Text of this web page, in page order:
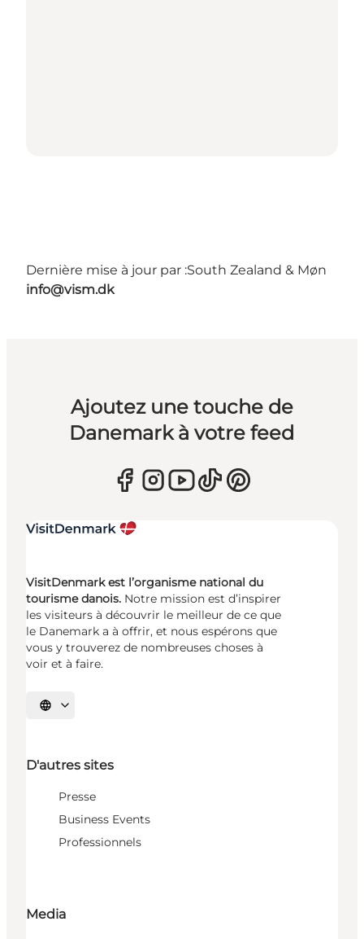
Dernière mise à jour par :South Zealand & Møn
info@vism.dk
Ajoutez une touche de
Danemark à votre feed
VisitDenmark est l’organisme national du
tourisme danois. Notre mission est d’inspirer
les visiteurs à découvrir le meilleur de ce que
le Danemark a à offrir, et nous espérons que
vous y trouverez de nombreuses choses à
voir et à faire.
Choisissez la langue
D'autres sites
Presse
Business Events
Professionnels
Media